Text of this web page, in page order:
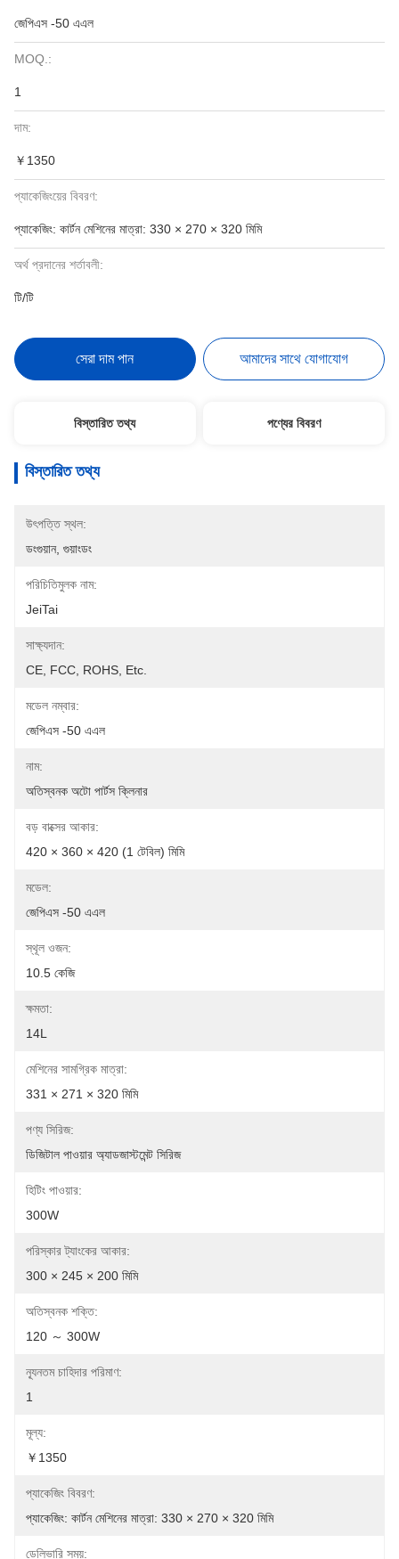
জেপিএস -50 এএল
MOQ.:
1
দাম:
￥1350
প্যাকেজিংয়ের বিবরণ:
প্যাকেজিং: কার্টন মেশিনের মাত্রা: 330 × 270 × 320 মিমি
অর্থ প্রদানের শর্তাবলী:
টি/টি
সেরা দাম পান আমাদের সাথে যোগাযোগ
বিস্তারিত তথ্য পণ্যের বিবরণ
বিস্তারিত তথ্য
উৎপত্তি স্থল:
ডংগুয়ান, গুয়াংডং
পরিচিতিমুলক নাম:
JeiTai
সাক্ষ্যদান:
CE, FCC, ROHS, Etc.
মডেল নম্বার:
জেপিএস -50 এএল
নাম:
অতিস্বনক অটো পার্টস ক্লিনার
বড় বাক্সের আকার:
420 × 360 × 420 (1 টেবিল) মিমি
মডেল:
জেপিএস -50 এএল
স্থূল ওজন:
10.5 কেজি
ক্ষমতা:
14L
মেশিনের সামগ্রিক মাত্রা:
331 × 271 × 320 মিমি
পণ্য সিরিজ:
ডিজিটাল পাওয়ার অ্যাডজাস্টমেন্ট সিরিজ
হিটিং পাওয়ার:
300W
পরিস্কার ট্যাংকের আকার:
300 × 245 × 200 মিমি
অতিস্বনক শক্তি:
120 ～ 300W
ন্যূনতম চাহিদার পরিমাণ:
1
মূল্য:
￥1350
প্যাকেজিং বিবরণ:
প্যাকেজিং: কার্টন মেশিনের মাত্রা: 330 × 270 × 320 মিমি
ডেলিভারি সময়: